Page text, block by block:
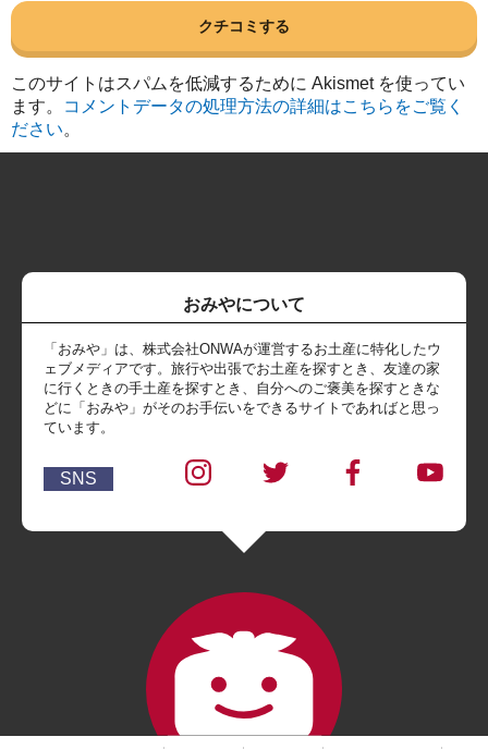
このサイトはスパムを低減するために Akismet を使ってい
ます。
コメントデータの処理方法の詳細はこちらをご覧く
ださい。
おみやについて
「おみや」は、株式会社ONWAが運営するお土産に特化したウ
ェブメディアです。旅行や出張でお土産を探すとき、友達の家
に行くときの手土産を探すとき、自分へのご褒美を探すときな
どに「おみや」がそのお手伝いをできるサイトであればと思っ
ています。
SNS